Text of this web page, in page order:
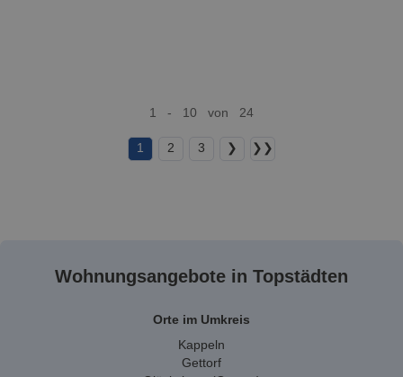
1 - 10 von 24
1 2 3 ❯ ❯❯
Wohnungsangebote in Topstädten
Orte im Umkreis
Kappeln
Gettorf